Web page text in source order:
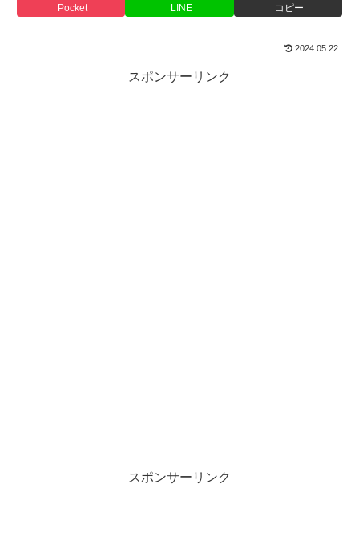
Pocket LINE コピー
2024.05.22
スポンサーリンク
スポンサーリンク